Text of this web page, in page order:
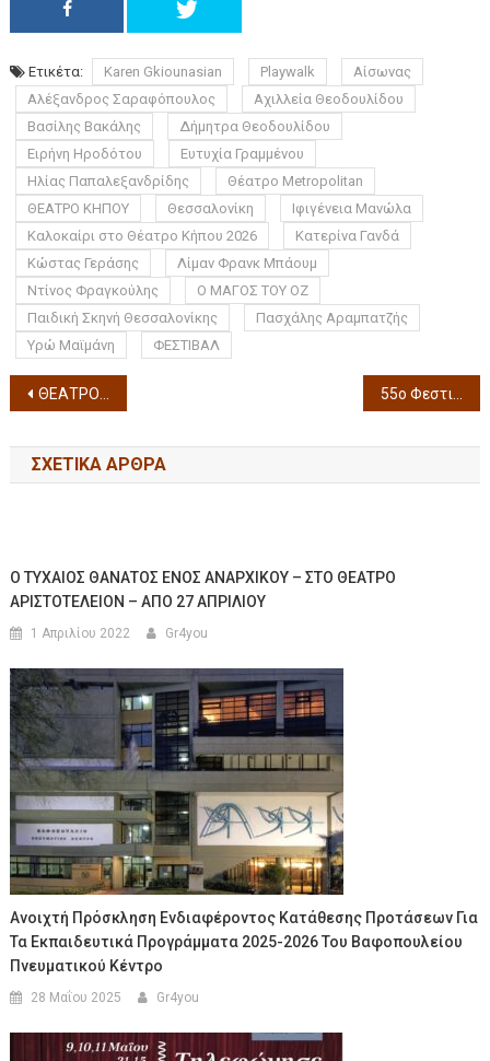
Ετικέτα: Karen Gkiounasian Playwalk
Αίσωνας
Αλέξανδρος Σαραφόπουλος
Αχιλλεία Θεοδουλίδου
Βασίλης Βακάλης
Δήμητρα Θεοδουλίδου
Ειρήνη Ηροδότου
Ευτυχία Γραμμένου
Ηλίας Παπαλεξανδρίδης
Θέατρο Metropolitan
ΘΕΑΤΡΟ ΚΗΠΟΥ
Θεσσαλονίκη
Ιφιγένεια Μανώλα
Καλοκαίρι στο Θέατρο Κήπου 2026
Κατερίνα Γανδά
Κώστας Γεράσης
Λίμαν Φρανκ Μπάουμ
Ντίνος Φραγκούλης
Ο ΜΑΓΟΣ ΤΟΥ ΟΖ
Παιδική Σκηνή Θεσσαλονίκης
Πασχάλης Αραμπατζής
Υρώ Μαϊμάνη
ΦΕΣΤΙΒΑΛ
ΘΕΑΤΡΟ ΔΑΣΟΥΣ ΠΕΡΣΕΣ ΤΟΥ ΑΙΣΧΥΛΟΥ Πέμπτη 9 & Παρασκευή 10 Ιουλίου 2026
ΣΧΕΤΙΚΆ ΆΡΘΡΑ
Ο ΤΥΧΑΙΟΣ ΘΑΝΑΤΟΣ ΕΝΟΣ ΑΝΑΡΧΙΚΟΥ – ΣΤΟ ΘΕΑΤΡΟ
ΑΡΙΣΤΟΤΕΛΕΙΟΝ – ΑΠΟ 27 ΑΠΡΙΛΙΟΥ
1 Απριλίου 2022 Gr4you
Ανοιχτή Πρόσκληση Ενδιαφέροντος Κατάθεσης Προτάσεων Για
Τα Εκπαιδευτικά Προγράμματα 2025-2026 Του Βαφοπουλείου
Πνευματικού Κέντρο
28 Μαΐου 2025 Gr4you